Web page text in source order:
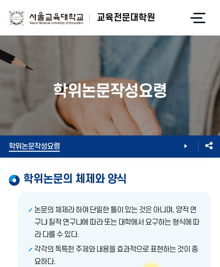
교육전문대학원
체
학위논문작성요령
학위논문/수여
학위논문작성요령
학위논문의 체제와 양식
논문의 체제라 하여 단일한 틀이 있는 것은 아니며, 양적 연
구냐 질적 연구냐에 따라 또는 대학에서 요구하는 형식에 따
라 다를 수 있다.
각각의 독특한 주제와 내용을 효과적으로 표현하는 것이 중
요하다.